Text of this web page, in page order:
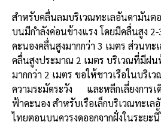
สำหรับคลื่นลมบริเวณทะเลอันดามันต
บนมีกำลังค่อนข้างแรง โดยมีคลื่นสูง
คะนองคลื่นสูงมากกว่า 3 เมตร ส่วนท
คลื่นสูงประมาณ 2 เมตร บริเวณที่มีฝน
มากกว่า 2 เมตร ขอให้ชาวเรือในบริเว
ความระมัดระวัง และหลีกเลี่ยงการเ
ฟ้าคะนอง สำหรับเรือเล็กบริเวณทะเ
ไทยตอนบนควรงดออกจากฝั่งในระยะนี้